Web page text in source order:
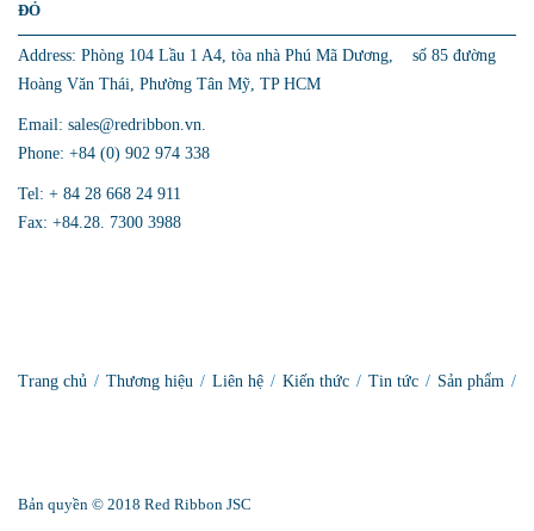
ĐỎ
Address: Phòng 104 Lầu 1 A4, tòa nhà Phú Mã Dương, số 85 đường
Hoàng Văn Thái, Phường Tân Mỹ, TP HCM
Email: sales@redribbon.vn.
Phone: +84 (0) 902 974 338
Tel: + 84 28 668 24 911
Fax: +84.28. 7300 3988
Trang chủ / Thương hiệu / Liên hệ / Kiến thức / Tin tức / Sản phẩm /
Bản quyền © 2018 Red Ribbon JSC